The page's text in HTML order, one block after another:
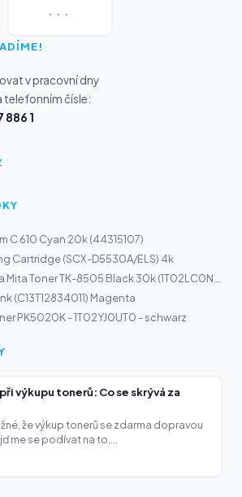
v pracovní dny
telefonním čísle:
886 1
C 610 Cyan 20k (44315107)
Cartridge (SCX-D5530A/ELS) 4k
(C13T12834011) Magenta
PK5020K - 1T02YJ0UT0 - schwarz
výkupu tonerů: Co se skrývá za
že výkup tonerů se zdarma dopravou
se podívat na to,...